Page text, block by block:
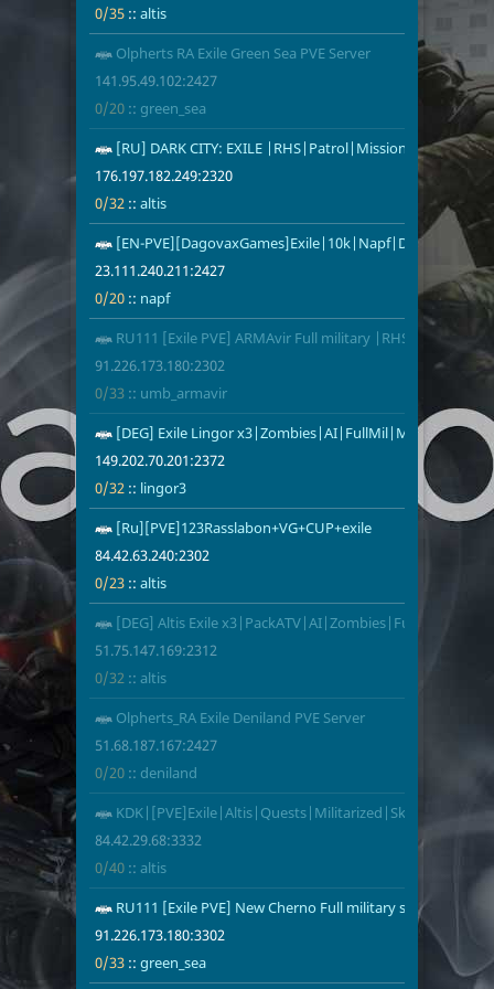
0/35 :: altis
Olpherts RA Exile Green Sea PVE Server
141.95.49.102:2427
0/20 :: green_sea
0/20
green_sea
[RU] DARK CITY: EXILE
176.197.182.249:2320
0/32 :: altis
0/32
altis
[EN-
23.111.240.211:2427
0/20 :: napf
0/20
napf
RU111 [Exile PVE] ARMAvir Full military
91.226.173.180:2302
0/33 :: umb_armavir
[DEG] Exile Lingor
149.202.70.201:2372
0/32 :: lingor3
0/32
lingor3
[Ru][PVE]123Rasslabon+VG+CUP+exile
84.42.63.240:2302
0/23 :: altis
[DEG] Altis Exile
51.75.147.169:2312
0/32 :: altis
Olpherts_RA Exile Deniland PVE Server
51.68.187.167:2427
0/20 :: deniland
KDK|[PVE]Exile|Altis|Quests|Militarized|Skills|AI_Patrol
84.42.29.68:3332
0/40 :: altis
RU111 [Exile PVE] New Cherno Full military server
91.226.173.180:3302
0/33 :: green_sea
0/33
green_sea
1